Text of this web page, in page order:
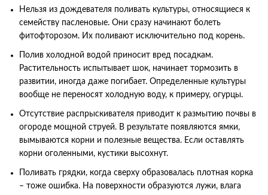
Нельзя из дождевателя поливать культуры, относящиеся к
семейству пасленовые. Они сразу начинают болеть
фитофторозом. Их поливают исключительно под корень.
Полив холодной водой приносит вред посадкам.
Растительность испытывает шок, начинает тормозить в
развитии, иногда даже погибает. Определенные культуры
вообще не переносят холодную воду, к примеру, огурцы.
Отсутствие распрыскивателя приводит к размытию почвы в
огороде мощной струей. В результате появляются ямки,
вымываются корни и полезные вещества. Если оставлять
корни оголенными, кустики высохнут.
Поливать грядки, когда сверху образовалась плотная корка
– тоже ошибка. На поверхности образуются лужи, влага